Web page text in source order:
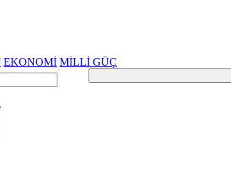
EKONOMİ MİLLİ GÜÇ